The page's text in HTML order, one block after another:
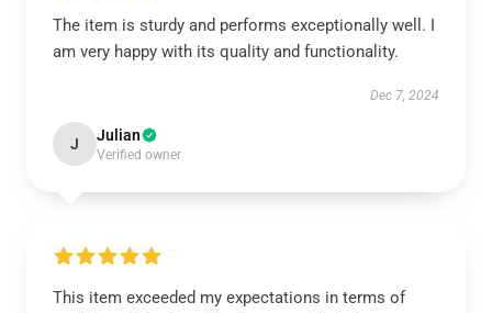
The item is sturdy and performs exceptionally well. I
am very happy with its quality and functionality.
Dec 7, 2024
J Julian
Verified owner
This item exceeded my expectations in terms of